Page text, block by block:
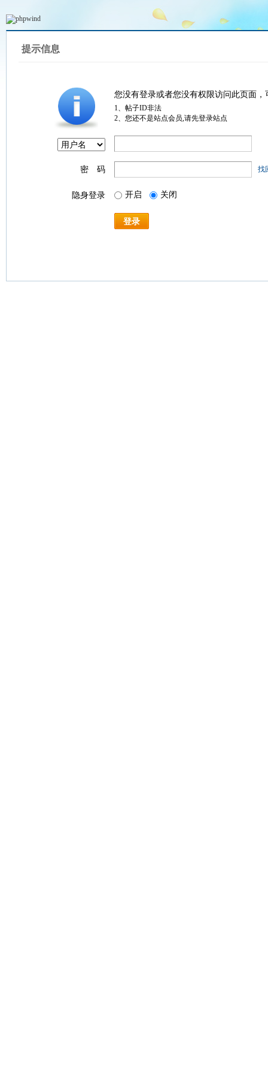
提示信息
您没有登录或者您没有权限访问此页面
1、帖子ID非法
2、您还不是站点会员,请先登录站点
密 码 找
隐身登录 开启 关闭
登录